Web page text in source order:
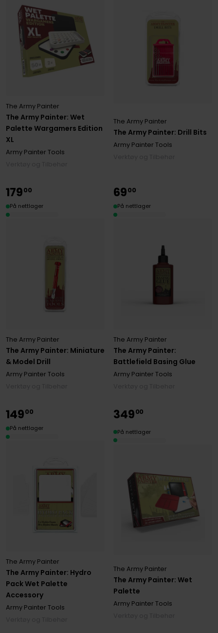
The Army Painter: Wet
Palette Wargamers Edition
XL
The Army Painter
Army Painter Tools
The Army Painter: Drill Bits
The Army Painter
Army Painter Tools
The Army Painter: Miniature
& Model Drill
The Army Painter
Army Painter Tools
17900
På nettlager
The Army Painter:
Battlefield Basing Glue
The Army Painter
Army Painter Tools
6900
På nettlager
The Army Painter: Hydro
Pack Wet Palette
Accessory
The Army Painter
Army Painter Tools
14900
På nettlager
The Army Painter: Wet
Palette
The Army Painter
Army Painter Tools
34900
På nettlager